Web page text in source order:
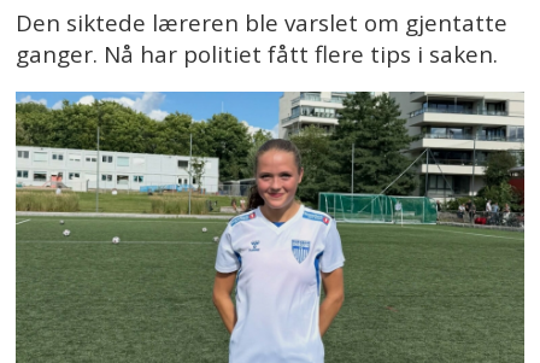
Den siktede læreren ble varslet om gjentatte
ganger. Nå har politiet fått flere tips i saken.